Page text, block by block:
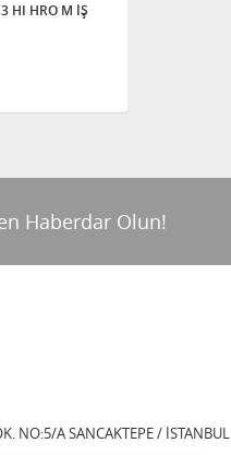
HI HRO M İŞ
Haberdar Olun!
NO:5/A SANCAKTEPE / İSTANBUL